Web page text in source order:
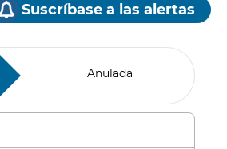
Suscríbase a las alertas
Anulada